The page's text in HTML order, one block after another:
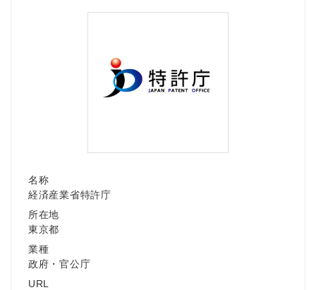
名称
経済産業省特許庁
所在地
東京都
業種
政府・官公庁
URL